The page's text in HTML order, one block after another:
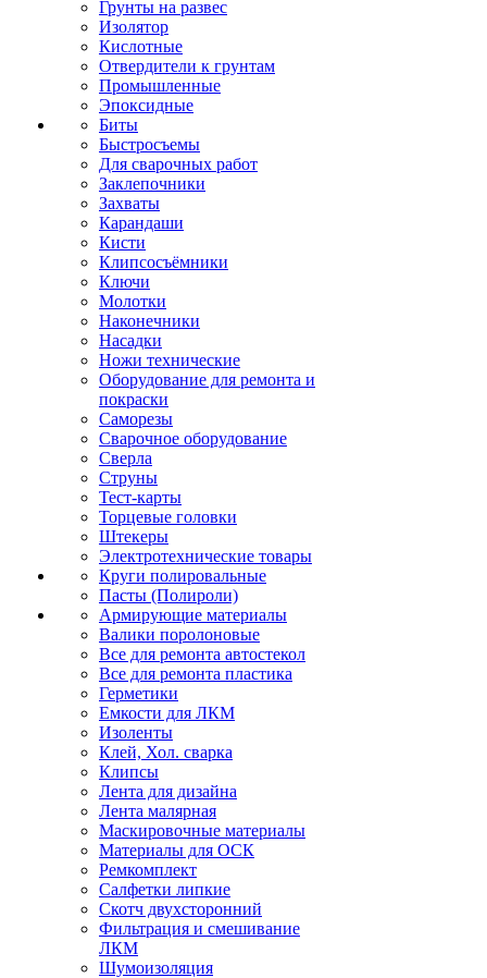
Грунты на развес
Изолятор
Кислотные
Отвердители к грунтам
Промышленные
Эпоксидные
Биты
Быстросъемы
Для сварочных работ
Заклепочники
Захваты
Карандаши
Кисти
Клипсосъёмники
Ключи
Молотки
Наконечники
Насадки
Ножи технические
Оборудование для ремонта и
покраски
Саморезы
Сварочное оборудование
Сверла
Струны
Тест-карты
Торцевые головки
Штекеры
Электротехнические товары
Круги полировальные
Пасты (Полироли)
Армирующие материалы
Валики поролоновые
Все для ремонта автостекол
Все для ремонта пластика
Герметики
Емкости для ЛКМ
Изоленты
Клей, Хол. сварка
Клипсы
Лента для дизайна
Лента малярная
Маскировочные материалы
Материалы для ОСК
Ремкомплект
Салфетки липкие
Скотч двухсторонний
Фильтрация и смешивание
ЛКМ
Шумоизоляция